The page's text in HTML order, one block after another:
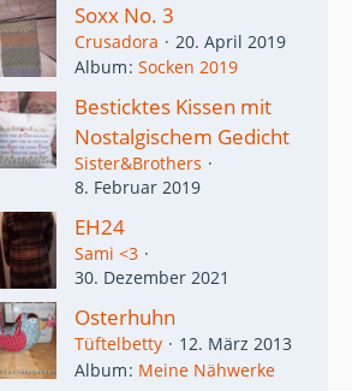
Soxx No. 3
Crusadora
20. April 2019
Album Socken 2019
Besticktes Kissen mit
Nostalgischem Gedicht
Sister&Brothers
8. Februar 2019
EH24
Sami <3
30. Dezember 2021
Osterhuhn
Tüftelbetty
12. März 2013
Album Meine Nähwerke